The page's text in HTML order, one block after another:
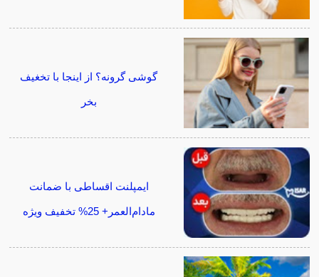
گوشی گرونه؟ از اینجا با تخغیف
بخر
ایمپلنت اقساطی با ضمانت
مادام‌العمر+ 25% تخفیف ویژه